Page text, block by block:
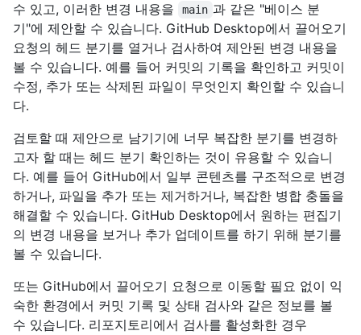
수 있고, 이러한 변경 내용을
main 과 같은 "베이스 분
기"에 제안할 수 있습니다. GitHub Desktop에서 끌어오기
요청의 헤드 분기를 열거나 검사하여 제안된 변경 내용을
볼 수 있습니다. 예를 들어 커밋의 기록을 확인하고 커밋이
수정, 추가 또는 삭제된 파일이 무엇인지 확인할 수 있습니
다.
검토할 때 제안으로 남기기에 너무 복잡한 분기를 변경하
고자 할 때는 헤드 분기 확인하는 것이 유용할 수 있습니
다. 예를 들어 GitHub에서 일부 콘텐츠를 구조적으로 변경
하거나, 파일을 추가 또는 제거하거나, 복잡한 병합 충돌을
해결할 수 있습니다. GitHub Desktop에서 원하는 편집기
의 변경 내용을 보거나 추가 업데이트를 하기 위해 분기를
볼 수 있습니다.
또는 GitHub에서 끌어오기 요청으로 이동할 필요 없이 익
숙한 환경에서 커밋 기록 및 상태 검사와 같은 정보를 볼
수 있습니다. 리포지토리에서 검사를 활성화한 경우